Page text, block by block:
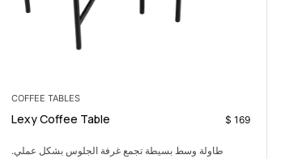
BEDROOM
Comfort Bedroom Set 799
طقم غرفة نوم هادئ يمنح المساحة راحة وترتيباً بلمسة